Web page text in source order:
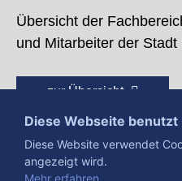
Übersicht der
und Mitarbeiter der Stadt
zur Übersicht
Diese Webseite benutzt
Diese Website verwendet
angezeigt wird.
Mehr erfahren